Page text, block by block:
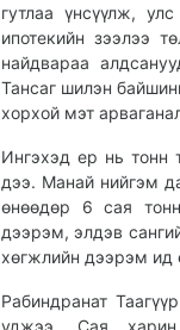
гутлаа үнсүүлж,
ипотекийн зээлээ
найдвараа
Тансаг шилэн
хорхой мэт
Ингэхэд ер нь тонн
дээ. Манай нийгэм
өнөөдөр 6 сая
дээрэм, элдэв
хөгжлийн дээрэм ид
Рабиндранат